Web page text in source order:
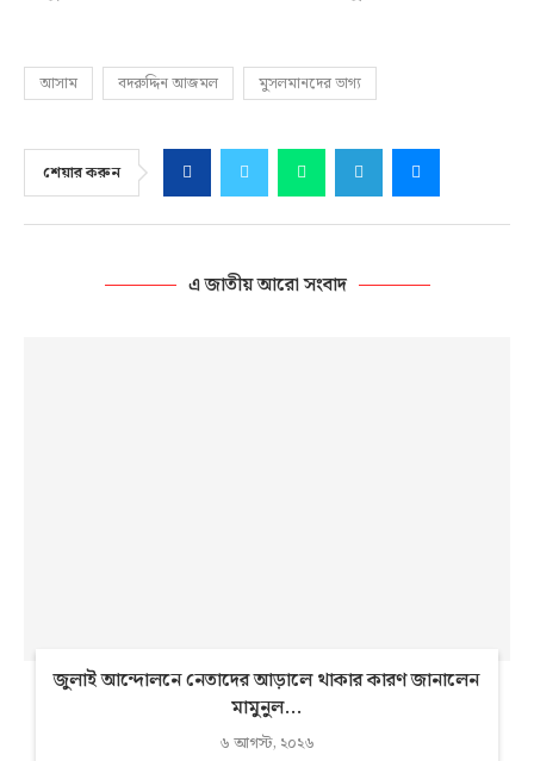
আসাম বদরুদ্দিন আজমল মুসলমানদের ভাগ্য
শেয়ার করুন
এ জাতীয় আরো সংবাদ
জুলাই আন্দোলনে নেতাদের আড়ালে থাকার কারণ জানালেন
মামুনুল...
৬ আগস্ট, ২০২৬